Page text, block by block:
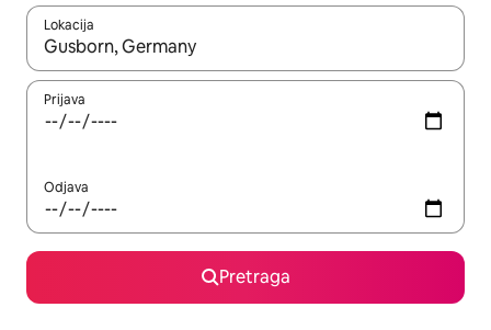
Lokacija
Kad su rezultati dostupni, možete da se krećete kroz njih
Prijava
Odjava
Pretraga